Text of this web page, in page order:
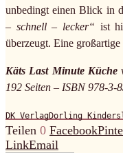
unbedingt einen Blick in
– schnell – lecker“ ist
überzeugt. Eine
Käts Last Minute Küche
192 Seiten – ISBN 978-
DK VerlagDorling
Teilen 0 Facebook
LinkEmail